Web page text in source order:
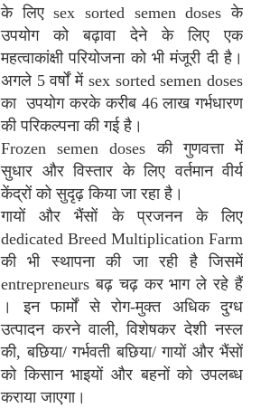
के लिए sex sorted semen doses के
उपयोग को बढ़ावा देने के लिए एक
महत्वाकांक्षी परियोजना को भी मंजूरी दी है।
अगले 5 वर्षों में sex sorted semen doses
का उपयोग करके करीब 46 लाख गर्भधारण
की परिकल्पना की गई है।
Frozen semen doses की गुणवत्ता में
सुधार और विस्तार के लिए वर्तमान वीर्य
केंद्रों को सुदृढ़ किया जा रहा है।
गायों और भैंसों के प्रजनन के लिए
dedicated Breed Multiplication Farm
की भी स्थापना की जा रही है जिसमें
entrepreneurs बढ़ चढ़ कर भाग ले रहे हैं
। इन फार्मों से रोग-मुक्त अधिक दुग्ध
उत्पादन करने वाली, विशेषकर देशी नस्ल
की, बछिया/ गर्भवती बछिया/ गायों और भैंसों
को किसान भाइयों और बहनों को उपलब्ध
कराया जाएगा।